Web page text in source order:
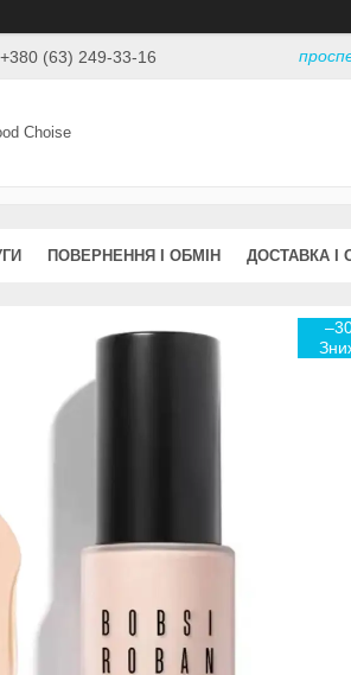
+380 (63) 249-33-16
Choise
ПОВЕРНЕННЯ І ОБМІН ДОСТАВКА І